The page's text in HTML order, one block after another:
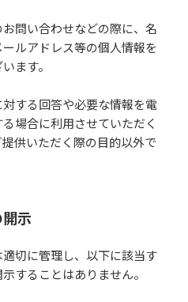
問い合わせなどの際に、名
ルアドレス等の個人情報を
ます。
する回答や必要な情報を電
場合に利用させていただく
供いただく際の目的以外で
示
切に管理し、以下に該当す
することはありません。